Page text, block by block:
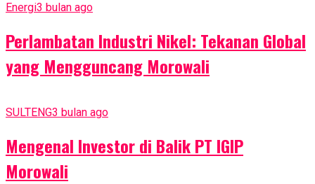
Energi3 bulan ago
Perlambatan Industri Nikel: Tekanan Global
yang Mengguncang Morowali
SULTENG3 bulan ago
Mengenal Investor di Balik PT IGIP
Morowali